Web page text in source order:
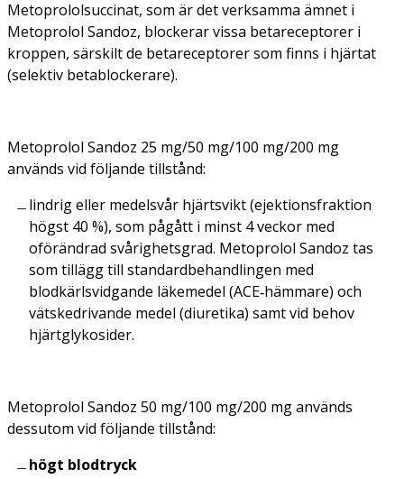
Metoprololsuccinat, som är det verksamma ämnet i
Metoprolol Sandoz, blockerar vissa betareceptorer i
kroppen, särskilt de betareceptorer som finns i hjärtat
(selektiv betablockerare).
Metoprolol Sandoz 25 mg/50 mg/100 mg/200 mg
används vid följande tillstånd:
lindrig eller medelsvår hjärtsvikt (ejektionsfraktion
högst 40 %), som pågått i minst 4 veckor med
oförändrad svårighetsgrad. Metoprolol Sandoz tas
som tillägg till standardbehandlingen med
blodkärlsvidgande läkemedel (ACE‑hämmare) och
vätskedrivande medel (diuretika) samt vid behov
hjärtglykosider.
Metoprolol Sandoz 50 mg/100 mg/200 mg används
dessutom vid följande tillstånd:
högt blodtryck